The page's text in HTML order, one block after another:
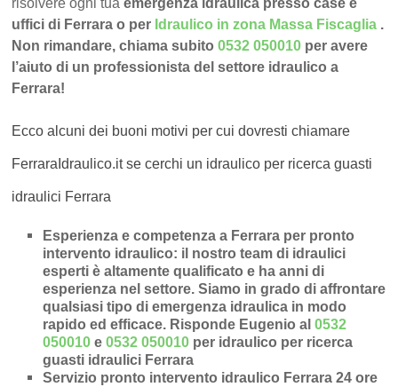
risolvere ogni tuaemergenza idraulica presso case e
uffici di Ferrara o per Idraulico in zona Massa Fiscaglia .
Non rimandare, chiama subito0532 050010 per avere
l’aiuto di un professionista del settore idraulico a
Ferrara!
Ecco alcuni dei buoni motivi per cui dovresti chiamare
FerraraIdraulico.it se cerchi un idraulico per ricerca guasti
idraulici Ferrara
Esperienza e competenza a Ferrara per pronto
intervento idraulico: il nostro team di idraulici
esperti è altamente qualificato e ha anni di
esperienza nel settore. Siamo in grado di affrontare
qualsiasi tipo di emergenza idraulica in modo
rapido ed efficace. Risponde Eugenio al0532
050010 e0532 050010 per idraulico per ricerca
guasti idraulici Ferrara
Servizio pronto intervento idraulico Ferrara 24 ore